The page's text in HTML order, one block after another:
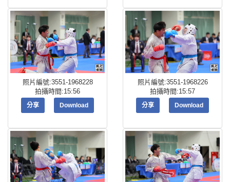
照片編號:3551-1968228
拍攝時間:15:56
分享 Download
照片編號:3551-1968226
拍攝時間:15:57
分享 Download